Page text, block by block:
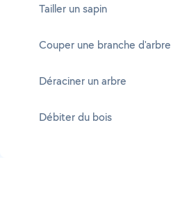
Tailler un sapin
Couper une branche d'arbre
Déraciner un arbre
Débiter du bois